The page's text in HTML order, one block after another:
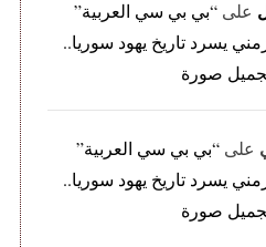
على“بي بي سي العربية”
يسرد تاريخ يهود سوريا..
صورة
على“بي بي سي العربية”
يسرد تاريخ يهود سوريا..
صورة